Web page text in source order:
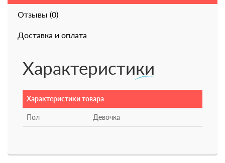
Отзывы (0)
Доставка и оплата
Характеристики
Характеристики товара
Пол Девочка